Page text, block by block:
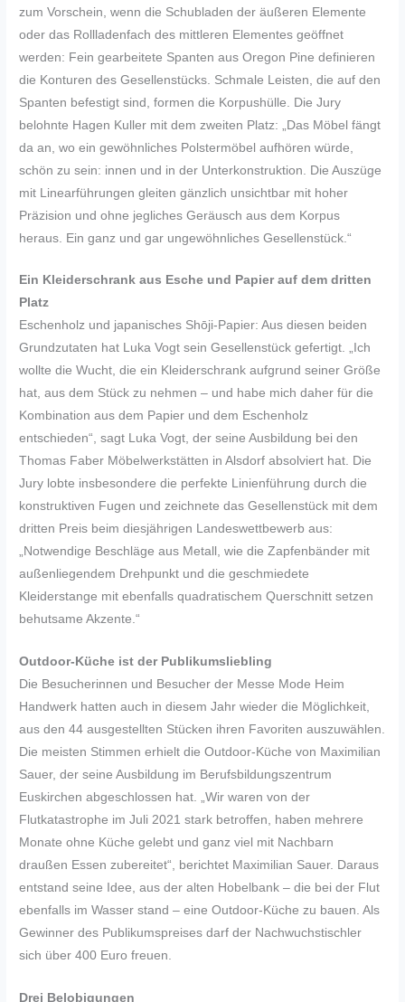
zum Vorschein, wenn die Schubladen der äußeren Elemente
oder das Rollladenfach des mittleren Elementes geöffnet
werden: Fein gearbeitete Spanten aus Oregon Pine definieren
die Konturen des Gesellenstücks. Schmale Leisten, die auf den
Spanten befestigt sind, formen die Korpushülle. Die Jury
belohnte Hagen Kuller mit dem zweiten Platz: „Das Möbel fängt
da an, wo ein gewöhnliches Polstermöbel aufhören würde,
schön zu sein: innen und in der Unterkonstruktion. Die Auszüge
mit Linearführungen gleiten gänzlich unsichtbar mit hoher
Präzision und ohne jegliches Geräusch aus dem Korpus
heraus. Ein ganz und gar ungewöhnliches Gesellenstück.“
Ein Kleiderschrank aus Esche und Papier auf dem dritten
Platz
Eschenholz und japanisches Shōji-Papier: Aus diesen beiden
Grundzutaten hat Luka Vogt sein Gesellenstück gefertigt. „Ich
wollte die Wucht, die ein Kleiderschrank aufgrund seiner Größe
hat, aus dem Stück zu nehmen – und habe mich daher für die
Kombination aus dem Papier und dem Eschenholz
entschieden“, sagt Luka Vogt, der seine Ausbildung bei den
Thomas Faber Möbelwerkstätten in Alsdorf absolviert hat. Die
Jury lobte insbesondere die perfekte Linienführung durch die
konstruktiven Fugen und zeichnete das Gesellenstück mit dem
dritten Preis beim diesjährigen Landeswettbewerb aus:
„Notwendige Beschläge aus Metall, wie die Zapfenbänder mit
außenliegendem Drehpunkt und die geschmiedete
Kleiderstange mit ebenfalls quadratischem Querschnitt setzen
behutsame Akzente.“
Outdoor-Küche ist der Publikumsliebling
Die Besucherinnen und Besucher der Messe Mode Heim
Handwerk hatten auch in diesem Jahr wieder die Möglichkeit,
aus den 44 ausgestellten Stücken ihren Favoriten auszuwählen.
Die meisten Stimmen erhielt die Outdoor-Küche von Maximilian
Sauer, der seine Ausbildung im Berufsbildungszentrum
Euskirchen abgeschlossen hat. „Wir waren von der
Flutkatastrophe im Juli 2021 stark betroffen, haben mehrere
Monate ohne Küche gelebt und ganz viel mit Nachbarn
draußen Essen zubereitet“, berichtet Maximilian Sauer. Daraus
entstand seine Idee, aus der alten Hobelbank – die bei der Flut
ebenfalls im Wasser stand – eine Outdoor-Küche zu bauen. Als
Gewinner des Publikumspreises darf der Nachwuchstischler
sich über 400 Euro freuen.
Drei Belobigungen